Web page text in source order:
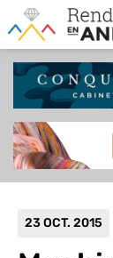
23 OCT. 2015